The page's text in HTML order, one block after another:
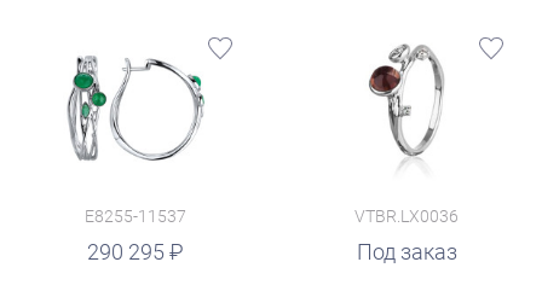
E8255-11537
290 295
VTBR.LX0036
Под заказ